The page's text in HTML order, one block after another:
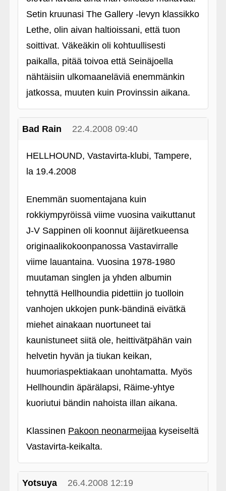
Setin kruunasi The Gallery ‑levyn klassikko
Lethe, olin aivan haltioissani, että tuon
soittivat. Väkeäkin oli kohtuullisesti
paikalla, pitää toivoa että Seinäjoella
nähtäisiin ulkomaaneläviä enemmänkin
jatkossa, muuten kuin Provinssin aikana.
Bad Rain 22.4.2008 09:40
HELLHOUND, Vastavirta-klubi, Tampere,
la 19.4.2008
Enemmän suomentajana kuin
rokkiympyröissä viime vuosina vaikuttanut
J-V Sappinen oli koonnut äijäretkueensa
originaalikokoonpanossa Vastavirralle
viime lauantaina. Vuosina 1978-1980
muutaman singlen ja yhden albumin
tehnyttä Hellhoundia pidettiin jo tuolloin
vanhojen ukkojen punk-bändinä eivätkä
miehet ainakaan nuortuneet tai
kaunistuneet siitä ole, heittivätpähän vain
helvetin hyvän ja tiukan keikan,
huumoriaspektiakaan unohtamatta. Myös
Hellhoundin äpärälapsi, Räime-yhtye
kuoriutui bändin nahoista illan aikana.
Klassinen Pakoon neonarmeijaakyseiseltä
Vastavirta-keikalta.
Yotsuya 26.4.2008 12:19